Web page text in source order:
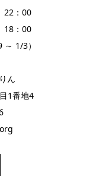
：00
：00
1/3）
ん
1番地4